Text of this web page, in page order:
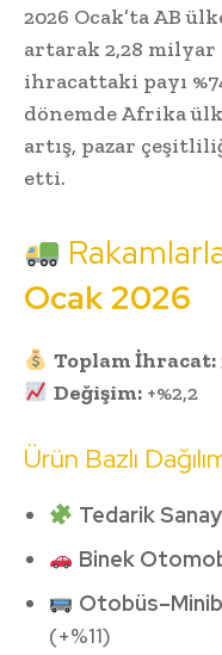
2026 Ocak’ta AB
artarak 2,28 milyar
ihracattaki payı
dönemde Afrika
artış, pazar
etti.
Ocak 2026
Toplam İhracat:
Değişim:+%2,2
Ürün Bazlı
Tedarik
Binek
(+%11)